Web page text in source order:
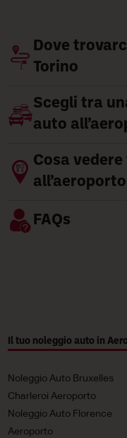
Dove
Torino
Scegli tra
auto
Cosa
FAQs
Il tuo noleggio auto in
Noleggio Auto Bruxelles
Charleroi Aeroporto
Noleggio Auto Florence
Aeroporto